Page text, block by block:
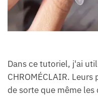
Dans ce tutoriel, j'ai
CHROMÉCLAIR.
de sorte que même